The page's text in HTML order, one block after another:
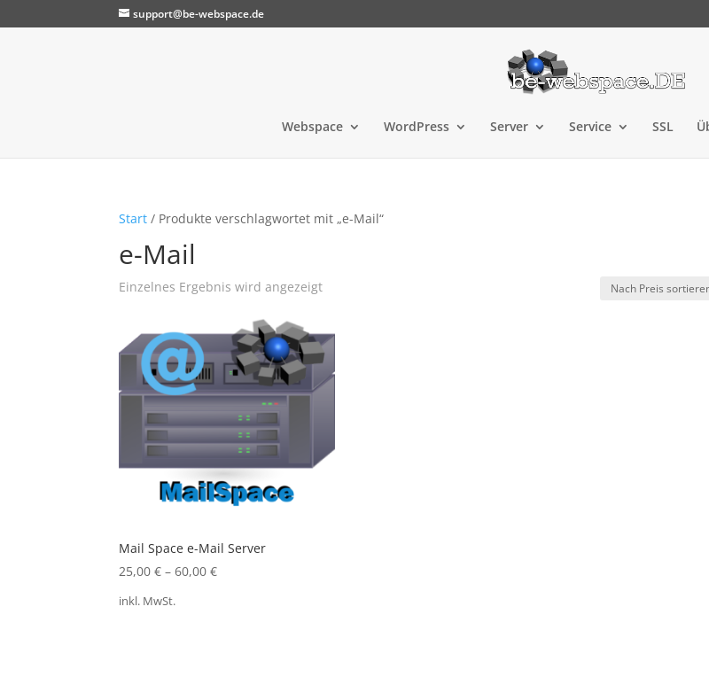
support@be-webspace.de
Webspace WordPress Server Service SSL
Start / Produkte verschlagwortet mit „e-Mail“
e-Mail
Einzelnes Ergebnis wird angezeigt
Mail Space e-Mail Server
25,00€ –60,00€
inkl. MwSt.